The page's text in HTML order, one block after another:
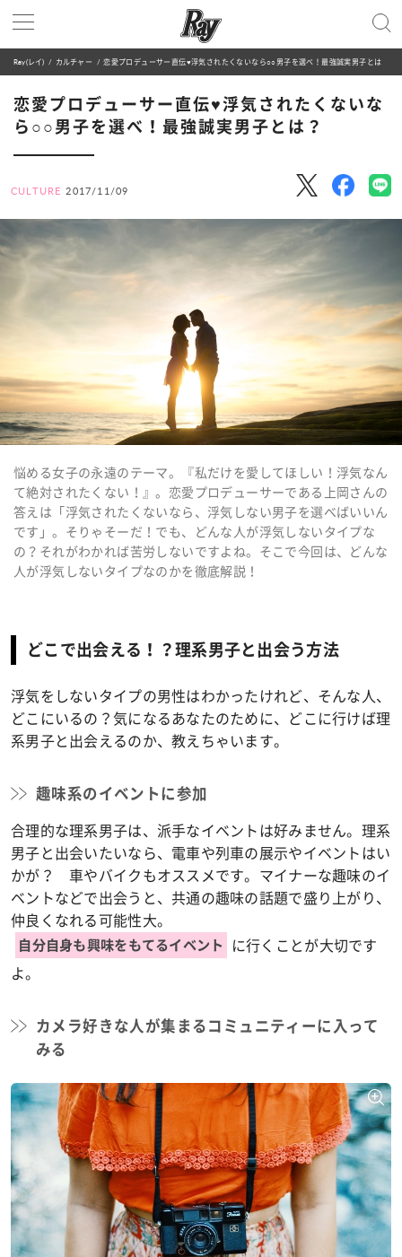
Ray(レイ) カルチャー 恋愛プロデューサー直伝♥浮気されたくないなら○○男子を選べ！最強誠実男子とは？
恋愛プロデューサー直伝♥浮気されたくないな
ら○○男子を選べ！最強誠実男子とは？
CULTURE 2017/11/09
悩める女子の永遠のテーマ。『私だけを愛してほしい！浮気なん
て絶対されたくない！』。恋愛プロデューサーである上岡さんの
答えは「浮気されたくないなら、浮気しない男子を選べばいいん
です」。そりゃそーだ！でも、どんな人が浮気しないタイプな
の？それがわかれば苦労しないですよね。そこで今回は、どんな
人が浮気しないタイプなのかを徹底解説！
どこで出会える！？理系男子と出会う方法
浮気をしないタイプの男性はわかったけれど、そんな人、
どこにいるの？気になるあなたのために、どこに行けば理
系男子と出会えるのか、教えちゃいます。
趣味系のイベントに参加
合理的な理系男子は、派手なイベントは好みません。理系
男子と出会いたいなら、電車や列車の展示やイベントはい
かが？ 車やバイクもオススメです。マイナーな趣味のイ
ベントなどで出会うと、共通の趣味の話題で盛り上がり、
仲良くなれる可能性大。
自分自身も興味をもてるイベント
に行くことが大切です
よ。
カメラ好きな人が集まるコミュニティーに入って
みる